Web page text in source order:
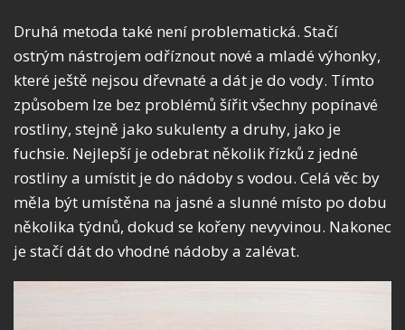
Druhá metoda také není problematická. Stačí
ostrým nástrojem odříznout nové a mladé výhonky,
které ještě nejsou dřevnaté a dát je do vody. Tímto
způsobem lze bez problémů šířit všechny popínavé
rostliny, stejně jako sukulenty a druhy, jako je
fuchsie. Nejlepší je odebrat několik řízků z jedné
rostliny a umístit je do nádoby s vodou. Celá věc by
měla být umístěna na jasné a slunné místo po dobu
několika týdnů, dokud se kořeny nevyvinou. Nakonec
je stačí dát do vhodné nádoby a zalévat.